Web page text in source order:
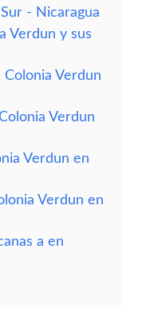
- Nicaragua
Verdun y sus
Verdun
Verdun
Verdun en
Verdun en
a en